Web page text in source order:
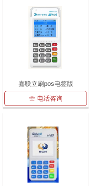
嘉联立刷pos电签版
☏ 电话咨询